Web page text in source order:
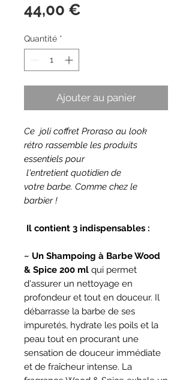
44,00 €
Quantité *
Ajouter au panier
Ce joli coffret Proraso au look
rétro rassemble les produits
essentiels pour
l'entretient quotidien de
votre barbe. Comme chez le
barbier !
Il contient 3 indispensables :
~ Un Shampoing à Barbe Wood
& Spice 200 ml qui permet
d'assurer un nettoyage en
profondeur et tout en douceur. Il
débarrasse la barbe de ses
impuretés, hydrate les poils et la
peau tout en procurant une
sensation de douceur immédiate
et de fraîcheur intense. La